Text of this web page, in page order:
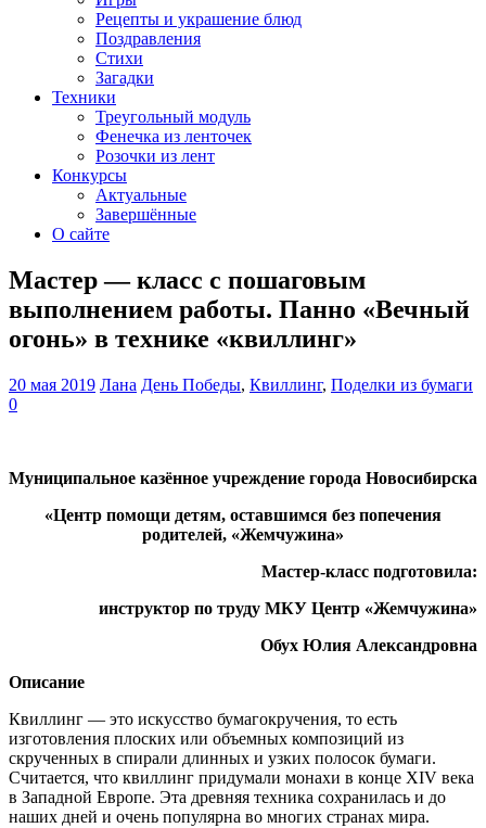
Рецепты и украшение блюд
Поздравления
Стихи
Загадки
Техники
Треугольный модуль
Фенечка из ленточек
Розочки из лент
Конкурсы
Актуальные
Завершённые
О сайте
Мастер — класс с пошаговым
выполнением работы. Панно «Вечный
огонь» в технике «квиллинг»
20 мая 2019 Лана День Победы, Квиллинг, Поделки из бумаги
0
Муниципальное казённое учреждение города Новосибирска
«Центр помощи детям, оставшимся без попечения
родителей, «Жемчужина»
Мастер-класс подготовила:
инструктор по труду МКУ Центр «Жемчужина»
Обух Юлия Александровна
Описание
Квиллинг — это искусство бумагокручения, то есть
изготовления плоских или объемных композиций из
скрученных в спирали длинных и узких полосок бумаги.
Считается, что квиллинг придумали монахи в конце XIV века
в Западной Европе. Эта древняя техника сохранилась и до
наших дней и очень популярна во многих странах мира.